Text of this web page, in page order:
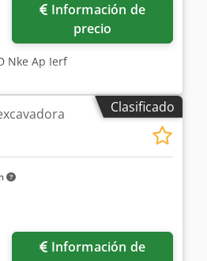
precio
Nke Ap Ierf
Clasificado